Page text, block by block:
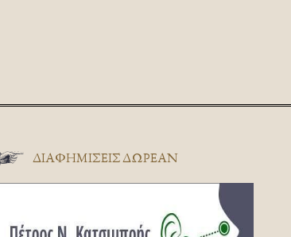
ΔΙΑΦΗΜΊΣΕΙΣ ΔΩΡΕΆΝ